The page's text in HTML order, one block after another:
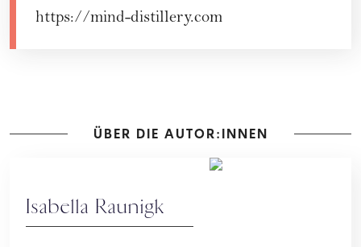
https://mind-distillery.com
ÜBER DIE AUTOR:INNEN
Isabella Raunigk